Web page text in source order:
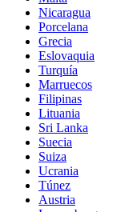
Nicaragua
Porcelana
Grecia
Eslovaquia
Turquía
Marruecos
Filipinas
Lituania
Sri Lanka
Suecia
Suiza
Ucrania
Túnez
Austria